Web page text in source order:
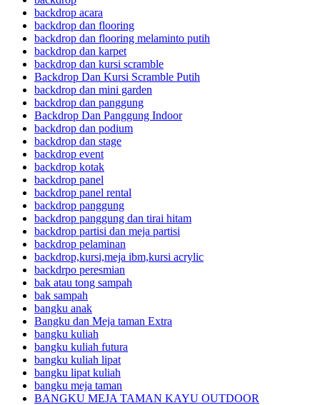
backdrop acara
backdrop dan flooring
backdrop dan flooring melaminto putih
backdrop dan karpet
backdrop dan kursi scramble
Backdrop Dan Kursi Scramble Putih
backdrop dan mini garden
backdrop dan panggung
Backdrop Dan Panggung Indoor
backdrop dan podium
backdrop dan stage
backdrop event
backdrop kotak
backdrop panel
backdrop panel rental
backdrop panggung
backdrop panggung dan tirai hitam
backdrop partisi dan meja partisi
backdrop pelaminan
backdrop,kursi,meja ibm,kursi acrylic
backdrpo peresmian
bak atau tong sampah
bak sampah
bangku anak
Bangku dan Meja taman Extra
bangku kuliah
bangku kuliah futura
bangku kuliah lipat
bangku lipat kuliah
bangku meja taman
BANGKU MEJA TAMAN KAYU OUTDOOR